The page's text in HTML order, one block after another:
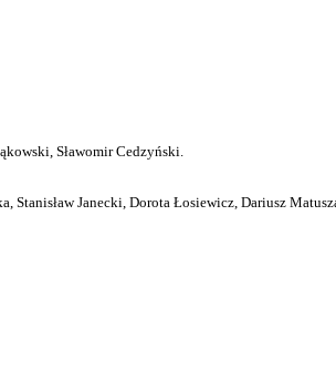
Sławomir Cedzyński.
Janecki, Dorota Łosiewicz, Dariusz